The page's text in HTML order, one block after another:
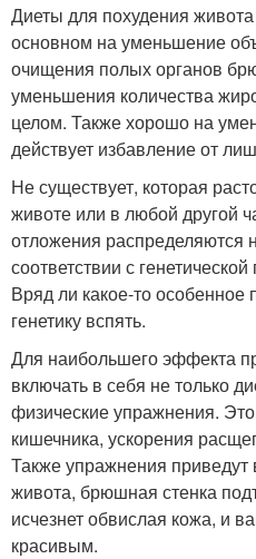
Диеты для похудения
основном на уменьшение
очищения полых органов
уменьшения количества
целом. Также хорошо на
действует избавление от
Не существует, которая
животе или в любой другой
отложения распределяются
соответствии с
Вряд ли какое-то особенное
генетику вспять.
Для наибольшего эффекта
включать в себя не только
физические упражнения.
кишечника, ускорения
Также упражнения
живота, брюшная стенка
исчезнет обвислая кожа, и
красивым.